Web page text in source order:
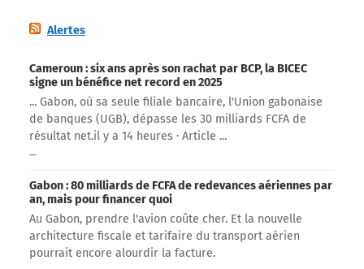
Alertes
Cameroun : six ans après son rachat par BCP, la BICEC
signe un bénéfice net record en 2025
... Gabon, où sa seule filiale bancaire, l'Union gabonaise
de banques (UGB), dépasse les 30 milliards FCFA de
résultat net.​il y a 14 heures · Article ...
Gabon : 80 milliards de FCFA de redevances aériennes par
an, mais pour financer quoi
Au Gabon, prendre l'avion coûte cher. Et la nouvelle
architecture fiscale et tarifaire du transport aérien
pourrait encore alourdir la facture.